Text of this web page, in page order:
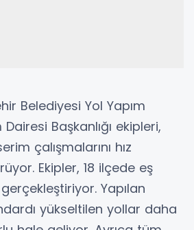
Belediyesi Yol Yapım
Dairesi Başkanlığı ekipleri,
çalışmalarını hız
Ekipler, 18 ilçede eş
Yapılan
yükseltilen yollar daha